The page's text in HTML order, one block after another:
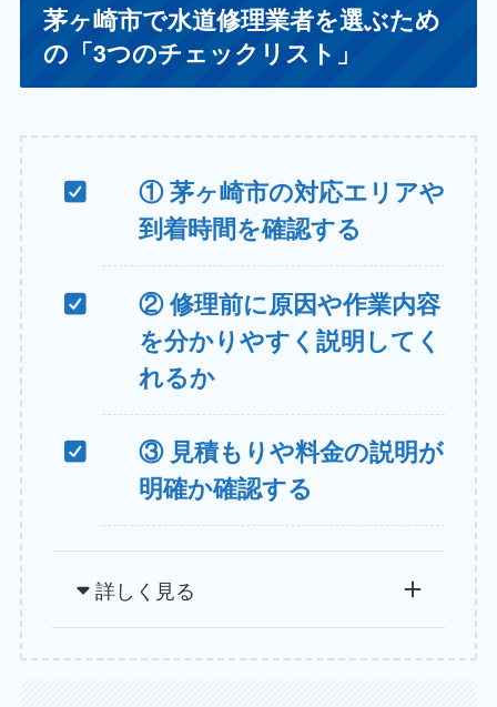
茅ヶ崎市で水道修理業者を選ぶため
の「3つのチェックリスト」
① 茅ヶ崎市の対応エリアや
到着時間を確認する
② 修理前に原因や作業内容
を分かりやすく説明してく
れるか
③ 見積もりや料金の説明が
明確か確認する
詳しく見る